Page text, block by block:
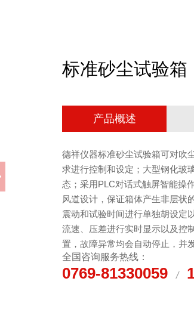
标准砂尘试验箱
产品概述
德祥仪器标准砂尘试验箱可对吹
求进行控制和设定；大型钢化玻
态；采用PLC对话式触屏智能操
风道设计，保证箱体产生非层状
震动和试验时间进行单独胡设定
流速、压差进行实时显示以及控
置，故障异常均会自动停止，并
全国咨询服务热线：
0769-81330059 /